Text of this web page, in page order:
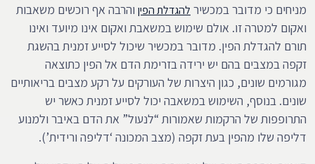
מניחים כי מדובר במכשיר להגדלת הפין והרבה אף רוכשים משאבות
ואקום למטרה זו. אולם שימוש במשאבת ואקום אינו מיועד ואינו
תורם להגדלת הפין. מדובר במכשיר שיכול לסייע זמנית בהשגת
זקפה במצבים בהם יש ירידה בזרימת הדם אל הפין כתוצאה
מגורמים שונים, כגון היצרות של העורקים על רקע מצבים בריאותיים
שונים. בנוסף, השימוש במשאבה יכול לסייע זמנית כאשר יש
התרופפות של הרקמות שאמורות “לנעול” את הדם באיבר ולמנוע
דליפה שלו מהפין בעת זקפה (מצב המכונה ‘דליפה ורידית’).